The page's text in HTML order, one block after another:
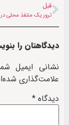
قبل
دیدگاهتان را
نشانی ایمیل
علامت‌گذاری
دیدگاه *